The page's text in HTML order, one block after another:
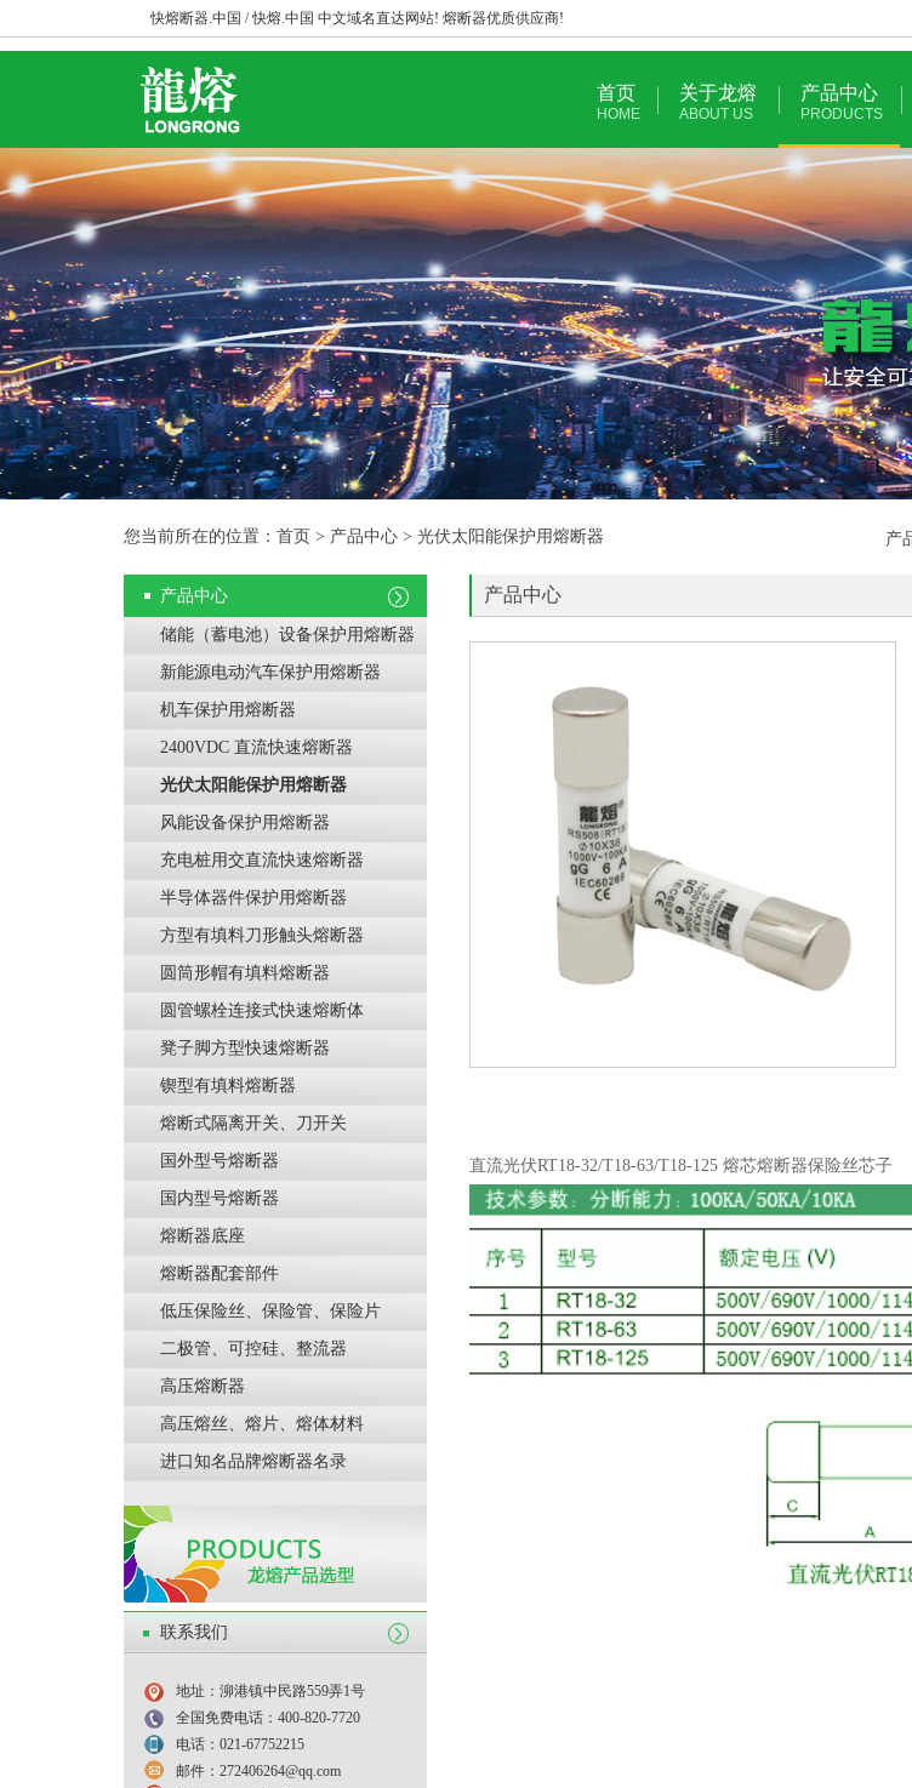
快熔断器.中国 / 快熔.中国 中文域名直达网站! 熔断器优质供应商!
首页
HOME
关于龙熔
ABOUT US
产品中心
PRODUCTS
您当前所在的位置：首页 > 产品中心 > 光伏太阳能保护用熔断器 产
产品中心
储能（蓄电池）设备保护用熔断器
新能源电动汽车保护用熔断器
机车保护用熔断器
2400VDC 直流快速熔断器
光伏太阳能保护用熔断器
风能设备保护用熔断器
充电桩用交直流快速熔断器
半导体器件保护用熔断器
方型有填料刀形触头熔断器
圆筒形帽有填料熔断器
圆管螺栓连接式快速熔断体
凳子脚方型快速熔断器
锲型有填料熔断器
熔断式隔离开关、刀开关
国外型号熔断器
国内型号熔断器
熔断器底座
熔断器配套部件
低压保险丝、保险管、保险片
二极管、可控硅、整流器
高压熔断器
高压熔丝、熔片、熔体材料
进口知名品牌熔断器名录
联系我们
地址：泖港镇中民路559弄1号
全国免费电话：400-820-7720
电话：021-67752215
邮件：272406264@qq.com
产品中心
直流光伏RT18-32/T18-63/T18-125 熔芯熔断器保险丝芯子